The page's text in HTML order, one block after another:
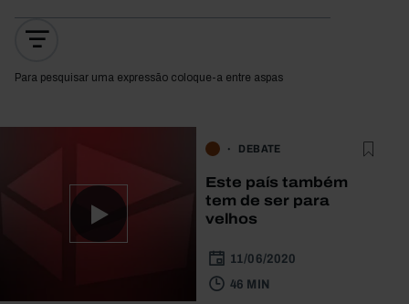
Para pesquisar uma expressão coloque-a entre aspas
DEBATE
Este país também
tem de ser para
velhos
11/06/2020
46 MIN